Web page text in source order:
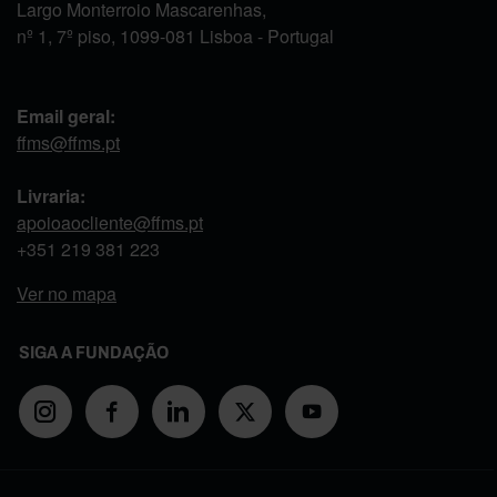
Largo Monterroio Mascarenhas,
nº 1, 7º piso, 1099-081 Lisboa - Portugal
Email geral:
ffms@ffms.pt
Livraria:
apoioaocliente@ffms.pt
+351 219 381 223
Ver no mapa
SIGA A FUNDAÇÃO